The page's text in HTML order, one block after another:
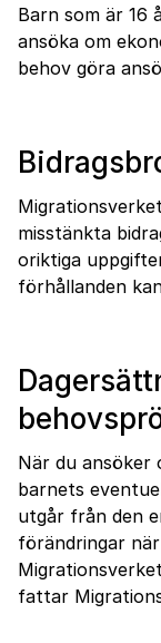
Barn som är 16
ansöka om
behov göra
misstänkta
oriktiga
förhållanden
När du ansöker
barnets
utgår från den
förändringar
fattar